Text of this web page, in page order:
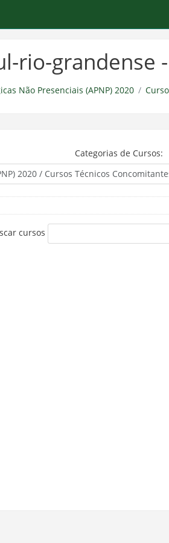
rio-grandense
Não Presenciais (APNP) 2020
Categorias de Cursos:
cursos